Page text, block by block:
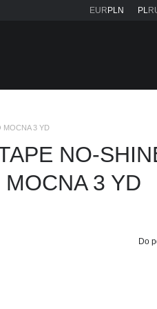
EUR PLN PL
MOCNA 3 YD
NO-
3 YD
Do